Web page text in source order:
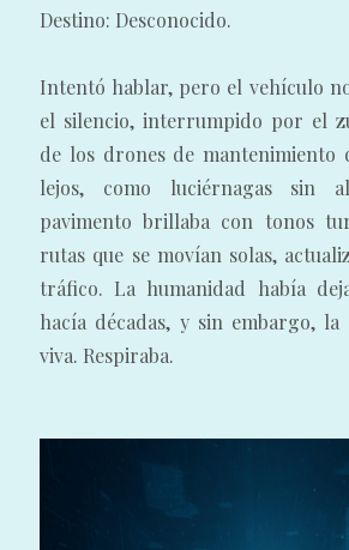
Destino: Desconocido.
Intentó hablar, pero el vehículo
el silencio, interrumpido por el
de los drones de mantenimiento
lejos, como luciérnagas sin
pavimento brillaba con tonos
rutas que se movían solas,
tráfico. La humanidad había
hacía décadas, y sin embargo,
viva. Respiraba.